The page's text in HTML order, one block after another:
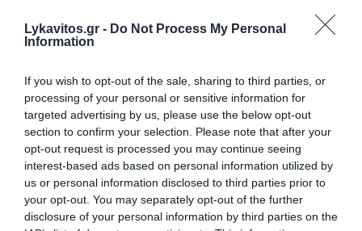
Lykavitos.gr - Do Not Process My Personal
Information
If you wish to opt-out of the sale, sharing to third parties, or
processing of your personal or sensitive information for
targeted advertising by us, please use the below opt-out
section to confirm your selection. Please note that after your
opt-out request is processed you may continue seeing
interest-based ads based on personal information utilized by
us or personal information disclosed to third parties prior to
your opt-out. You may separately opt-out of the further
disclosure of your personal information by third parties on the
Πυρκαγιά στην Aγία Μαρίνα
Ηλείας
Φωτιά εκδηλώθηκε το μεσημέρι σε γεωργική έκταση
στην Αγία Μαρίνα Ηλείας, ενώ μέχρι τώρα δεν
απειλούνται κατοικίες. Για την κατάσβεση της
πυρκαγιάς επιχειρούν 42 πυροσβέστες με δύο
ομάδες πεζοπόρων τμημάτων τ...